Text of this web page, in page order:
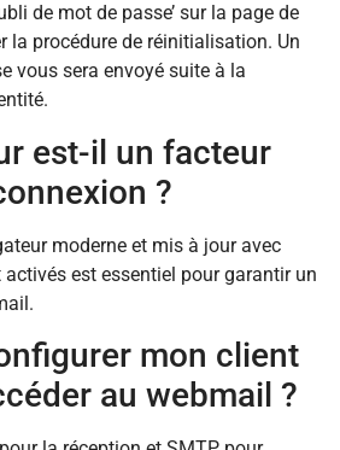
de mot de passe’ sur la page de
la procédure de réinitialisation. Un
vous sera envoyé suite à la
est-il un facteur
?
moderne et mis à jour avec
est essentiel pour garantir un
mon client
au webmail ?